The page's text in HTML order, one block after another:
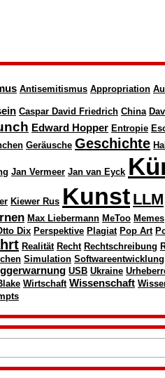
Antisemitismus Appropriation
Caspar David Friedrich China
Edward Hopper Entropie
Geräusche Geschichte
Jan Vermeer Jan van Eyck
Kiewer Rus Kunst LLM
Max Liebermann MeToo Memes
Dix Perspektive Plagiat Pop Art
Realität Recht Rechtschreibung
Simulation Softwareentwicklung
USB Ukraine
Wirtschaft Wissenschaft